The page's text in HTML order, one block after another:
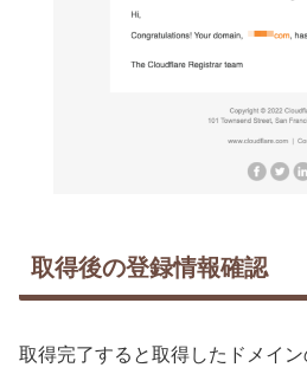
取得後の登録情報確認
取得完了すると取得したドメイ